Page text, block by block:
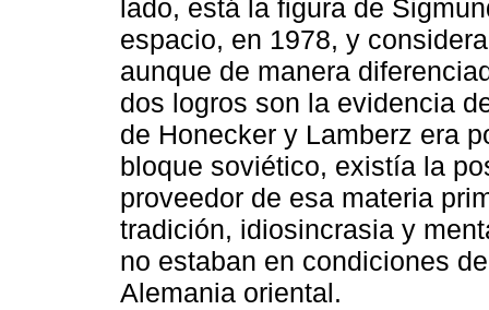
lado, está la figura de
espacio, en 1978, y
aunque de manera
dos logros son la evidencia
de Honecker y Lamberz era
bloque soviético, existía la
proveedor de esa materia
tradición, idiosincrasia y
no estaban en condiciones
Alemania oriental.